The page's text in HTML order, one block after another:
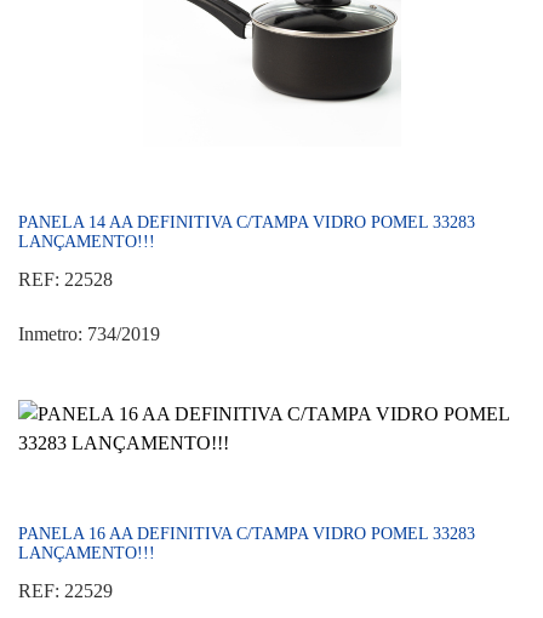
PANELA 14 AA DEFINITIVA C/TAMPA VIDRO POMEL 33283
LANÇAMENTO!!!
REF: 22528
Inmetro: 734/2019
PANELA 16 AA DEFINITIVA C/TAMPA VIDRO POMEL 33283
LANÇAMENTO!!!
REF: 22529